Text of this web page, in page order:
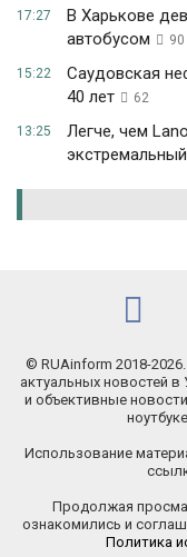
17:27
В Харькове
автобусом
90
15:22
Саудовская
40 лет
62
13:25
Легче, чем
© RUAinform 2018-
актуальных новостей
и объективные
Использование
Продолжая
ознакомились и
Политика